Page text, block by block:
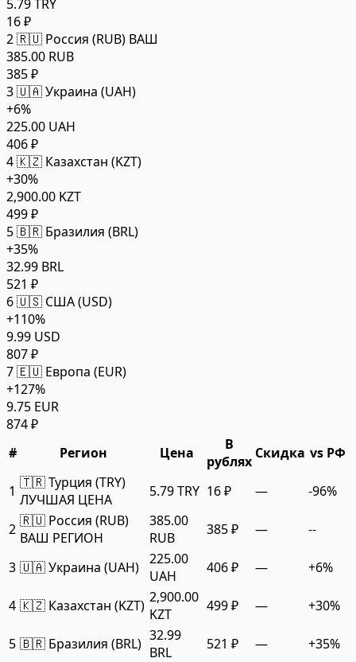
5.79 TRY
16 ₽
2🇷🇺 Россия (RUB) ВАШ
385.00 RUB
385 ₽
3🇺🇦 Украина (UAH)
+6%
225.00 UAH
406 ₽
4🇰🇿 Казахстан (KZT)
+30%
2,900.00 KZT
499 ₽
5🇧🇷 Бразилия (BRL)
+35%
32.99 BRL
521 ₽
6🇺🇸 США (USD)
+110%
9.99 USD
807 ₽
7🇪🇺 Европа (EUR)
+127%
9.75 EUR
874 ₽
#
Регион Цена
В
рублях Скидка vs РФ
1 🇹🇷 Турция (TRY)
ЛУЧШАЯ ЦЕНА
5.79 TRY 16 ₽ — -96%
2 🇷🇺 Россия (RUB)
ВАШ РЕГИОН
385.00
RUB
385 ₽ — --
3 🇺🇦 Украина (UAH) 225.00
UAH
406 ₽ — +6%
4 🇰🇿 Казахстан (KZT) 2,900.00
KZT
499 ₽ — +30%
5 🇧🇷 Бразилия (BRL) 32.99
BRL
521 ₽ —
+35%